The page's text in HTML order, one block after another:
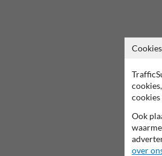
Cookies
Ook
over